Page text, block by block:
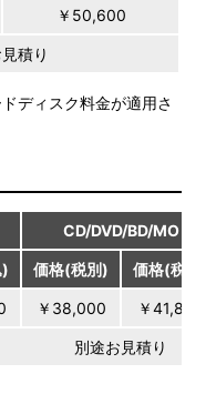
￥50,600
積り
ディスク料金が適用さ
CD/DVD/BD/MO
価格(税別) 価格(税
￥38,000 ￥41,800
別途お見積り